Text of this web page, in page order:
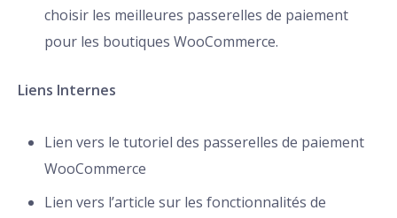
choisir les meilleures passerelles de paiement
pour les boutiques WooCommerce.
Liens Internes
Lien vers le tutoriel des passerelles de paiement
WooCommerce
Lien vers l’article sur les fonctionnalités de